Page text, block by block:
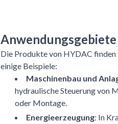
Die Produkte von HYDAC finden
einige Beispiele:
Maschinenbau und
hydraulische Steuerung von
oder Montage.
Energieerzeugung: In